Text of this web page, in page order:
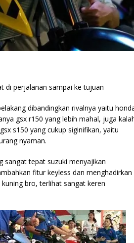
di perjalanan sampai ke tujuan
dibandingkan rivalnya yaitu
gsx r150 yang lebih mahal, juga
s150 yang cukup siginifikan, yaitu
nyaman.
sangat tepat suzuki menyajikan
fitur keyless dan menghadirkan
bro, terlihat sangat keren